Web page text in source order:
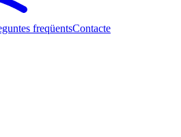
freqüentsContacte